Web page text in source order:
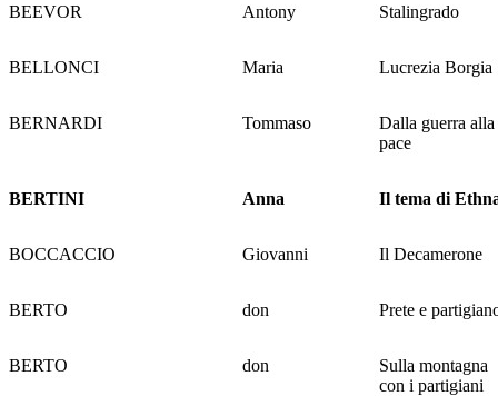
BEEVOR Antony Stalingrado
BELLONCI Maria Lucrezia Borgia
BERNARDI Tommaso
Dalla guerra alla
pace
BERTINI Anna Il tema di
BOCCACCIO Giovanni Il Decamerone
BERTO don Prete e
BERTO don
Sulla montagna
con i partigiani